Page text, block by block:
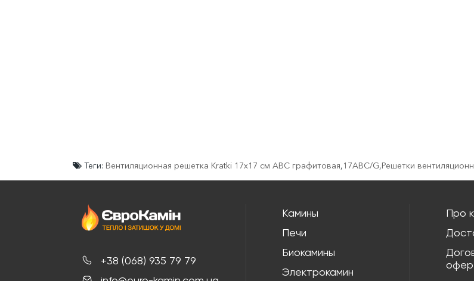
Теги: Вентиляционная решетка Kratki 17x17 см ABC графитовая,17ABC/G,Решетки
+38 (068) 935 79 79
Камины
Печи
Биокамины
Электрокамин
Про